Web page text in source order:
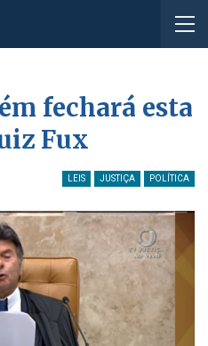
fechará esta
Fux
LEIS JUSTIÇA POLÍTICA